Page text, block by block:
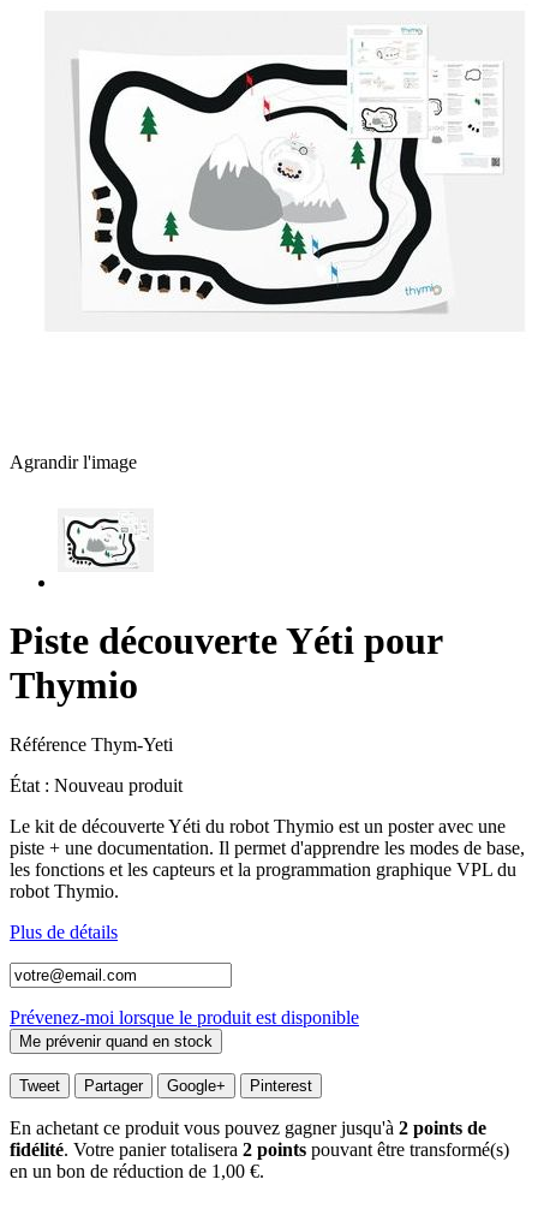
Agrandir l'image
Piste découverte Yéti pour
Thymio
Référence Thym-Yeti
État : Nouveau produit
Le kit de découverte Yéti du robot Thymio est un poster avec une
piste + une documentation. Il permet d'apprendre les modes de base,
les fonctions et les capteurs et la programmation graphique VPL du
robot Thymio.
Plus de détails
Prévenez-moi lorsque le produit est disponible
Tweet Partager Google+ Pinterest
En achetant ce produit vous pouvez gagner jusqu'à 2 points de
fidélité. Votre panier totalisera 2 points pouvant être transformé(s)
en un bon de réduction de 1,00 €.